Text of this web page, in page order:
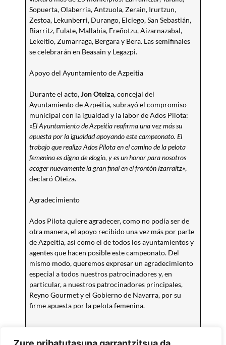
Sopuerta, Olaberria, Antzuola, Zerain, Irurtzun,
Zestoa, Lekunberri, Durango, Elciego, San Sebastián,
Biarritz, Eulate, Mallabia, Ereñotzu, Aizarnazabal,
Lekeitio, Zumarraga, Bergara y Bera. Las semifinales
se celebrarán en Beasain y Legazpi.
Apoyo del Ayuntamiento de Azpeitia
Durante el acto,Jon Oteiza, concejal del
Ayuntamiento de Azpeitia, subrayó el compromiso
municipal con la igualdad y la labor de Ados Pilota:
«El Ayuntamiento de Azpeitia reafirma una vez más su
apuesta por la igualdad apoyando este campeonato. El
trabajo que realiza Ados Pilota en el camino de la pelota
femenina es digno de elogio, y es un honor para nosotros
acoger nuevamente la gran final en el frontón Izarraitz»,
declaró Oteiza.
Agradecimiento
Ados Pilota quiere agradecer, como no podía ser de
otra manera, el apoyo recibido una vez más por parte
de Azpeitia, así como el de todos los ayuntamientos y
agentes que hacen posible este campeonato. Del
mismo modo, queremos expresar un agradecimiento
especial a todos nuestros patrocinadores y, en
particular, a nuestros patrocinadores principales,
Reyno Gourmet y el Gobierno de Navarra, por su
firme apuesta por la pelota femenina.